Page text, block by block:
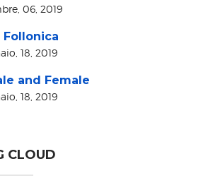
06, 2019
Follonica
18, 2019
and Female
18, 2019
CLOUD